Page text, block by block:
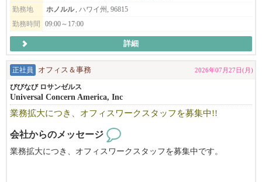
勤務地
ホノルル, ハワイ州, 96815
勤務時間
09:00～17:00
詳細
正社員 オフィス＆事務 2026年07月27日(月)
びびなび ロサンゼルス
Universal Concern America, Inc
業務拡大につき、オフィスワークスタッフを募集中!!
会社からのメッセージ
業務拡大につき、オフィスワークスタッフを募集中です。